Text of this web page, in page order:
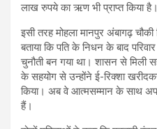
लाख रुपये का ऋण भी प्राप्त किया है।
इसी तरह मोहला मानपुर अंबागढ़
बताया कि पति के निधन के बाद
चुनौती बन गया था। शासन से मिली
के सहयोग से उन्होंने ई-रिक्शा
किया। अब वे आत्मसम्मान के साथ
हैं।